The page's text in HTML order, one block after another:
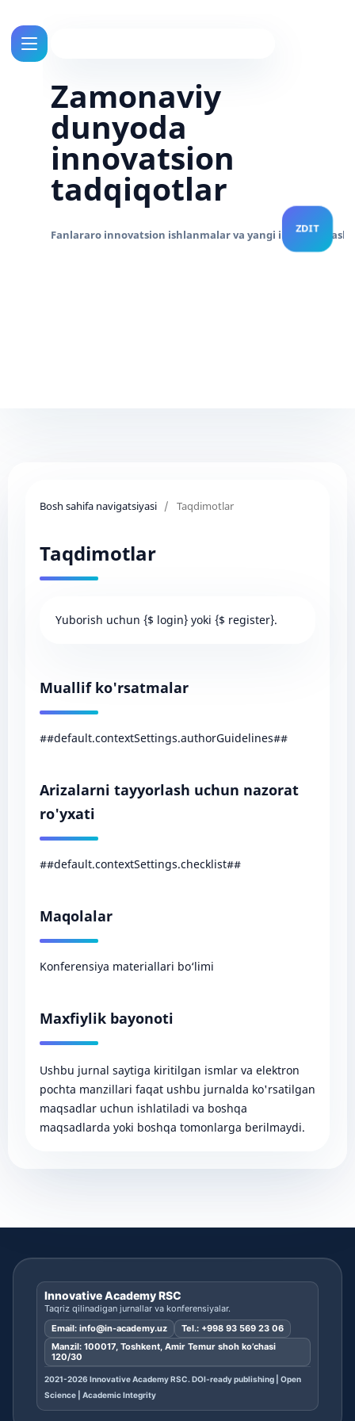
Zamonaviy
dunyoda
innovatsion
tadqiqotlar
Bosh sahifa navigatsiyasi / Taqdimotlar
Taqdimotlar
Yuborish uchun {$ login} yoki {$ register}.
Muallif ko'rsatmalar
##default.contextSettings.authorGuidelines##
Arizalarni tayyorlash uchun nazorat
ro'yxati
##default.contextSettings.checklist##
Maqolalar
Konferensiya materiallari bo‘limi
Maxfiylik bayonoti
Ushbu jurnal saytiga kiritilgan ismlar va elektron
pochta manzillari faqat ushbu jurnalda ko'rsatilgan
maqsadlar uchun ishlatiladi va boshqa
maqsadlarda yoki boshqa tomonlarga berilmaydi.
Innovative Academy RSC
Taqriz qilinadigan jurnallar va konferensiyalar.
Email: info@in-academy.uz Tel.: +998 93 569 23 06
Manzil: 100017, Toshkent, Amir Temur shoh ko’chasi
120/30
2021-2026 Innovative Academy RSC. DOI-ready publishing | Open
Science | Academic Integrity